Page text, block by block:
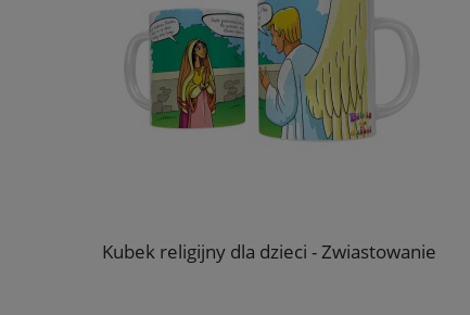
Kubek religijny dla dzieci - Zwiastowanie